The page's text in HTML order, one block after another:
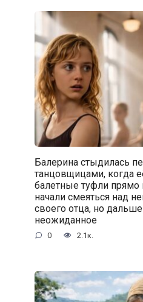
Балерина стыдилась
танцовщицами, когда
балетные туфли прямо
начали смеяться над
своего отца, но
неожиданное
0 2.1к.